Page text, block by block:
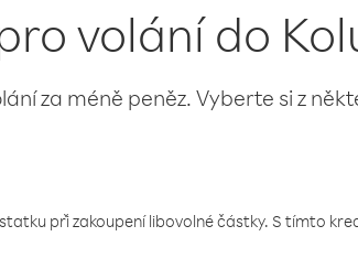
volání do
za méně peněz. Vyberte si z
při zakoupení libovolné částky. S tímto